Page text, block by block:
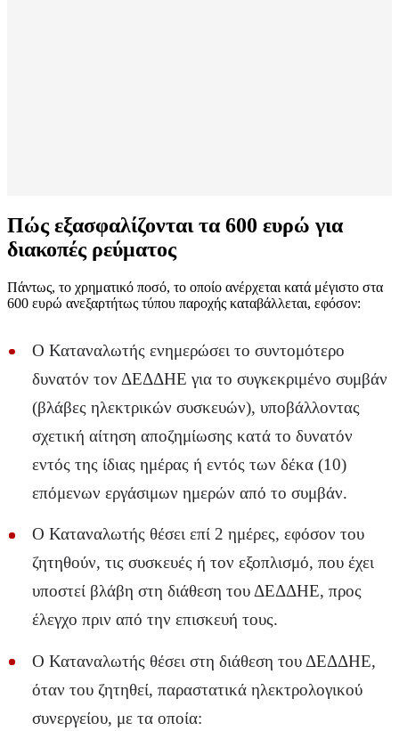
Πώς εξασφαλίζονται τα 600 ευρώ για
διακοπές ρεύματος
Πάντως, το χρηματικό ποσό, το οποίο ανέρχεται κατά μέγιστο στα
600 ευρώ ανεξαρτήτως τύπου παροχής καταβάλλεται, εφόσον:
Ο Καταναλωτής ενημερώσει το συντομότερο
δυνατόν τον ΔΕΔΔΗΕ για το συγκεκριμένο συμβάν
(βλάβες ηλεκτρικών συσκευών), υποβάλλοντας
σχετική αίτηση αποζημίωσης κατά το δυνατόν
εντός της ίδιας ημέρας ή εντός των δέκα (10)
επόμενων εργάσιμων ημερών από το συμβάν.
Ο Καταναλωτής θέσει επί 2 ημέρες, εφόσον του
ζητηθούν, τις συσκευές ή τον εξοπλισμό, που έχει
υποστεί βλάβη στη διάθεση του ΔΕΔΔΗΕ, προς
έλεγχο πριν από την επισκευή τους.
Ο Καταναλωτής θέσει στη διάθεση του ΔΕΔΔΗΕ,
όταν του ζητηθεί, παραστατικά ηλεκτρολογικού
συνεργείου, με τα οποία: